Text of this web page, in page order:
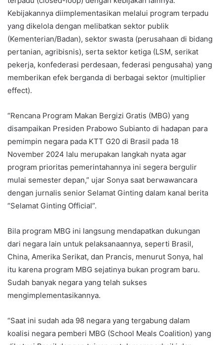
Kebijakannya diimplementasikan melalui program terpadu
yang dikelola dengan melibatkan sektor publik
(Kementerian/Badan), sektor swasta (perusahaan di bidang
pertanian, agribisnis), serta sektor ketiga (LSM, serikat
pekerja, konfederasi perdesaan, federasi pengusaha) yang
memberikan efek berganda di berbagai sektor (multiplier
effect).
“Rencana Program Makan Bergizi Gratis (MBG) yang
disampaikan Presiden Prabowo Subianto di hadapan para
pemimpin negara pada KTT G20 di Brasil pada 18
November 2024 lalu merupakan langkah nyata agar
program prioritas pemerintahannya ini segera bergulir
mulai semester depan,” ujar Sonya saat berwawancara
dengan jurnalis senior Selamat Ginting dalam kanal berita
“Selamat Ginting Official”.
Bila program MBG ini langsung mendapatkan dukungan
dari negara lain untuk pelaksanaannya, seperti Brasil,
China, Amerika Serikat, dan Prancis, menurut Sonya, hal
itu karena program MBG sejatinya bukan program baru.
Sudah banyak negara yang telah sukses
mengimplementasikannya.
“Saat ini sudah ada 98 negara yang tergabung dalam
koalisi negara pemberi MBG (School Meals Coalition) yang